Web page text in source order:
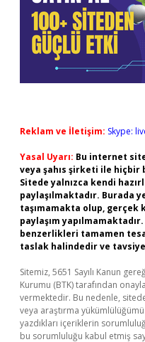
Reklam ve İletişim: Skype:
Yasal Uyarı: Bu internet
veya şahıs şirketi ile hiçbir
Sitede yalnızca kendi
paylaşılmaktadır. Burada
taşımamakta olup, gerçek
paylaşım
benzerlikleri tamamen
taslak halindedir ve
Sitemiz, 5651 Sayılı Kanun
Kurumu (BTK) tarafından
vermektedir. Bu nedenle,
veya araştırma
yazdıkları içeriklerin
bu sorumluluğu kabul etmiş